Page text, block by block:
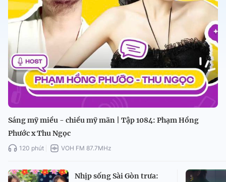
Sáng mỹ miều - chiều mỹ mãn | Tập 1084: Phạm Hồng
Phước x Thu Ngọc
120 phút VOH FM 87.7MHz
Nhịp sống Sài Gòn trưa: